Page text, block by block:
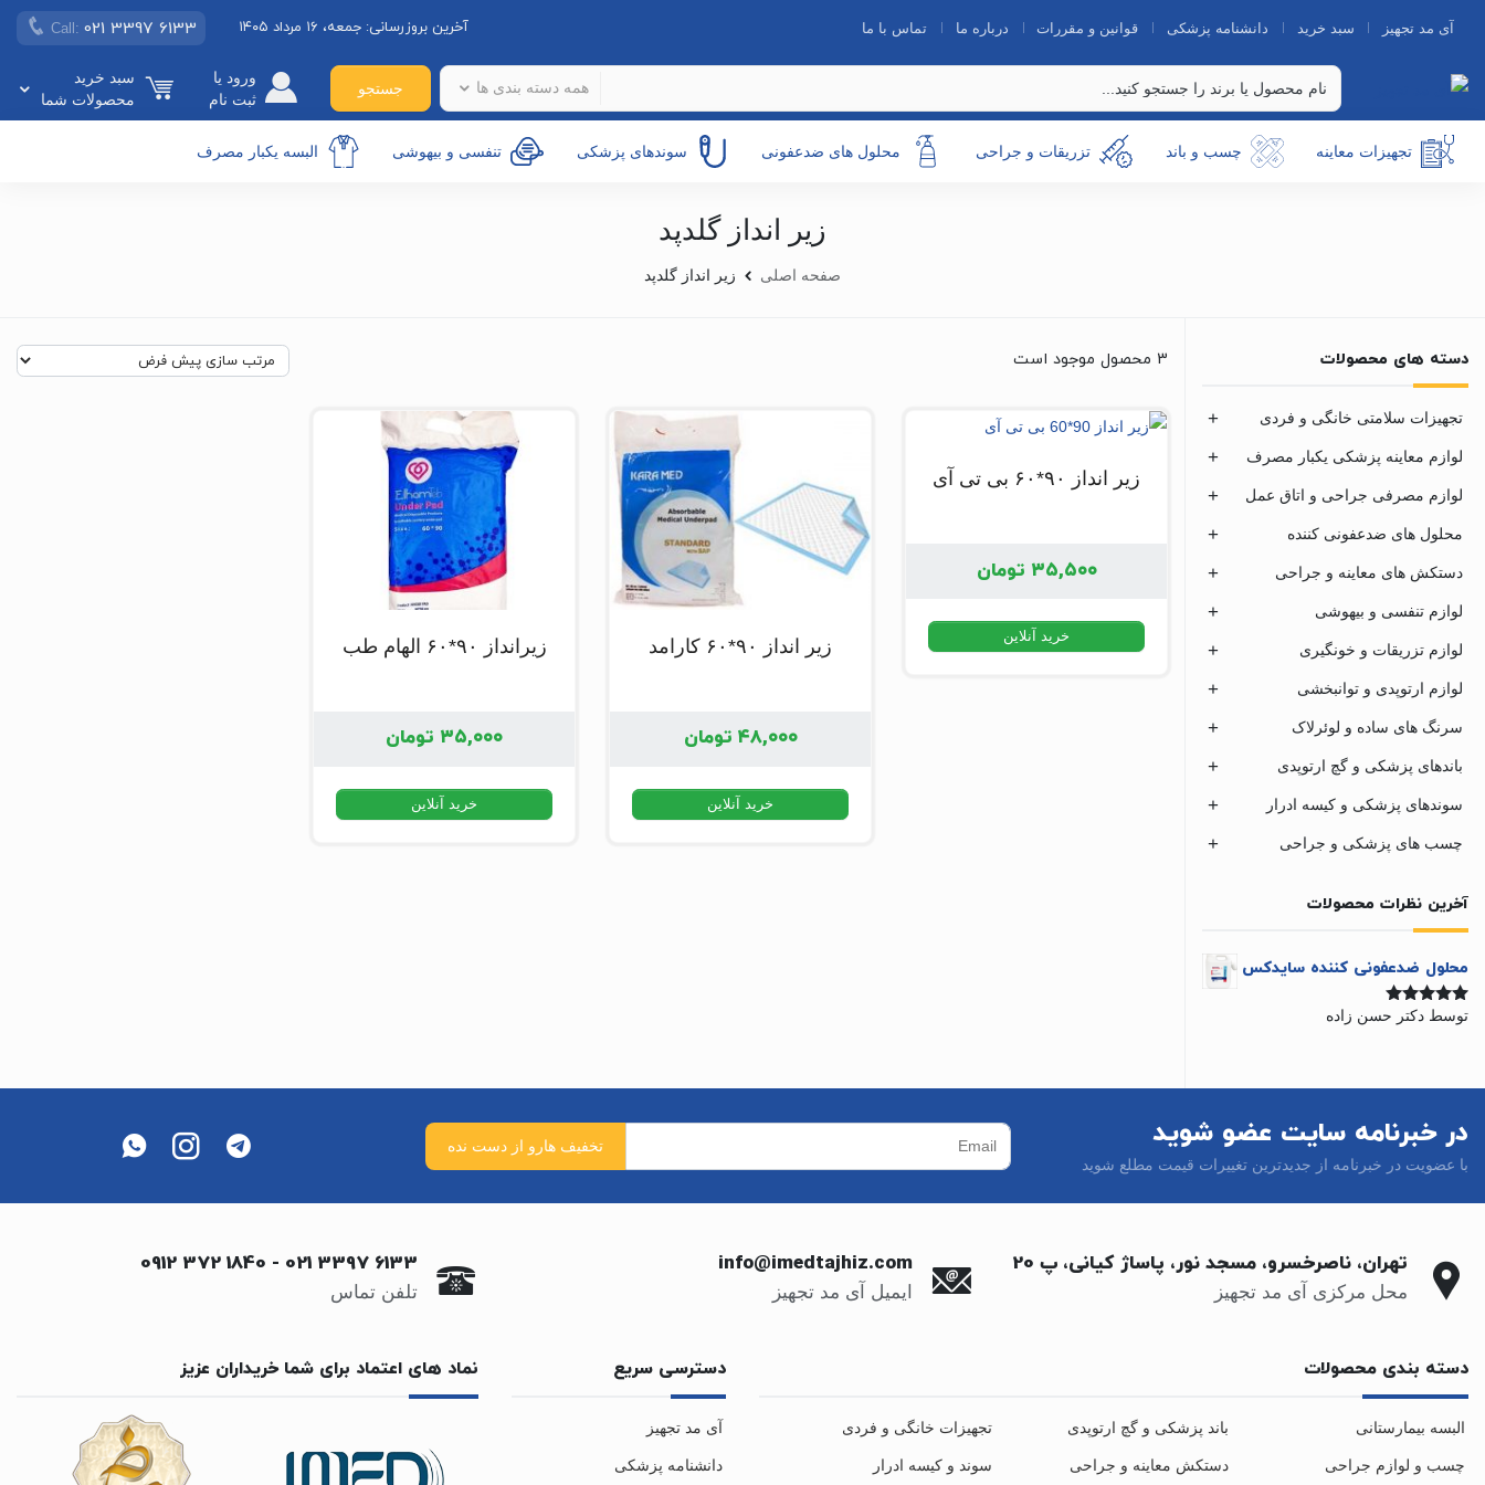
آی مد تجهیز سبد خرید دانشنامه پزشکی قوانین و مقررات درباره ما تماس با ما آخرین بروزرسانی: جمعه، ۱۶ مرداد ۱۴۰۵ Call: 021 3397 6133
همه دسته بندی ها جستجو
ورود یا
ثبت نام
سبد خرید
محصولات شما
تجهیزات معاینه چسب و باند تزریقات و جراحی محلول های ضدعفونی سوندهای پزشکی تنفسی و بیهوشی البسه یکبار مصرف
زیر انداز گلدپد
صفحه اصلی زیر انداز گلدپد
دسته های محصولات
تجهیزات سلامتی خانگی و فردی
لوازم معاینه پزشکی یکبار مصرف
لوازم مصرفی جراحی و اتاق عمل
محلول های ضدعفونی کننده
دستکش های معاینه و جراحی
لوازم تنفسی و بیهوشی
لوازم تزریقات و خونگیری
لوازم ارتوپدی و توانبخشی
سرنگ های ساده و لوئرلاک
باندهای پزشکی و گچ ارتوپدی
سوندهای پزشکی و کیسه ادرار
چسب های پزشکی و جراحی
آخرین نظرات محصولات
محلول ضدعفونی کننده سایدکس
نمره5از 5
توسط دکتر حسن زاده
3 محصول موجود است
زیر انداز ۹۰*۶۰ بی تی آی
۳۵,۵۰۰ تومان
خرید آنلاین زیر انداز ۹۰*۶۰ کارامد
۴۸,۰۰۰ تومان
خرید آنلاین
زیرانداز ۹۰*۶۰ الهام طب
۳۵,۰۰۰ تومان
خرید آنلاین
در خبرنامه سایت عضو شوید
با عضویت در خبرنامه از جدیدترین تغییرات قیمت مطلع شوید
تهران، ناصرخسرو، مسجد نور، پاساژ کیانی، پ 20
محل مرکزی آی مد تجهیز
info@imedtajhiz.com
ایمیل آی مد تجهیز
021 3397 6133
-
0912 372 1840
تلفن تماس
دسته بندی محصولات
البسه بیمارستانی باند پزشکی و گچ ارتوپدی تجهیزات خانگی و فردی
چسب و لوازم جراحی دستکش معاینه و جراحی سوند و کیسه ادرار
دسترسی سریع
آی مد تجهیز
دانشنامه پزشکی
نماد های اعتماد برای شما خریداران عزیز